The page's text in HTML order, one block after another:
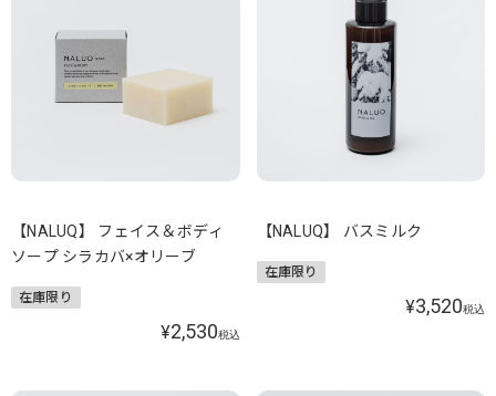
【NALUQ】 フェイス＆ボディ
ソープ シラカバ×オリーブ
在庫限り
¥2,530税込
【NALUQ】 バスミルク
在庫限り
¥3,520税込